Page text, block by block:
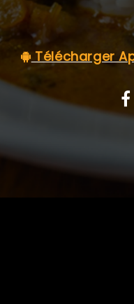
C.G.V
Télécharger